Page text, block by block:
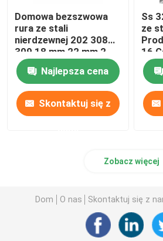
Domowa bezszwowa
rura ze stali
nierdzewnej 202 308
309 18 mm 22 mm 2
cale 304 Inox Tube
Najlepsza cena
Skontaktuj się z
Ss
ze
16
Zobacz więcej
Dom O nas Skontaktuj się z